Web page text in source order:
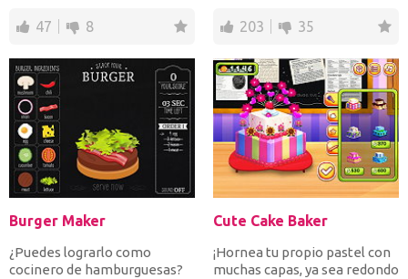
47 8 203 35
Burger Maker
¿Puedes lograrlo como
cocinero de hamburguesas?
Cute Cake Baker
¡Hornea tu propio pastel con
muchas capas, ya sea redondo